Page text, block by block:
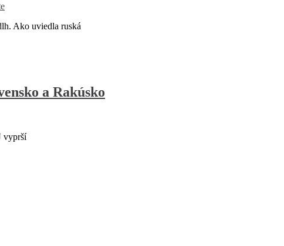
Ako uviedla ruská
a Rakúsko
vyprší